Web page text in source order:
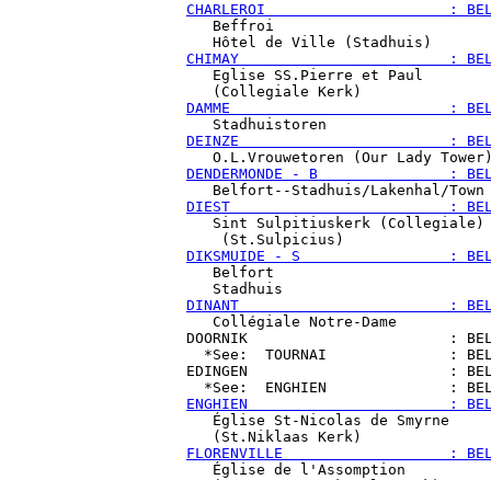
CHARLEROI                     :
Beffroi
CHIMAY                        :
Eglise SS.Pierre et Paul
DAMME                         :
DEINZE                        :
DENDERMONDE - B               :
DIEST                         :
Sint Sulpitiuskerk (Collegiale)
DIKSMUIDE - S                 :
Belfort
DINANT                        :
Collégiale Notre-Dame
DOORNIK                       :
*See:  TOURNAI              :
EDINGEN                       :
ENGHIEN                       :
Église St-Nicolas de Smyrne
FLORENVILLE                   :
Église de l'Assomption